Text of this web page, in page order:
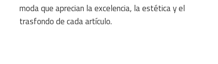
moda que aprecian la excelencia, la estética y el
trasfondo de cada artículo.